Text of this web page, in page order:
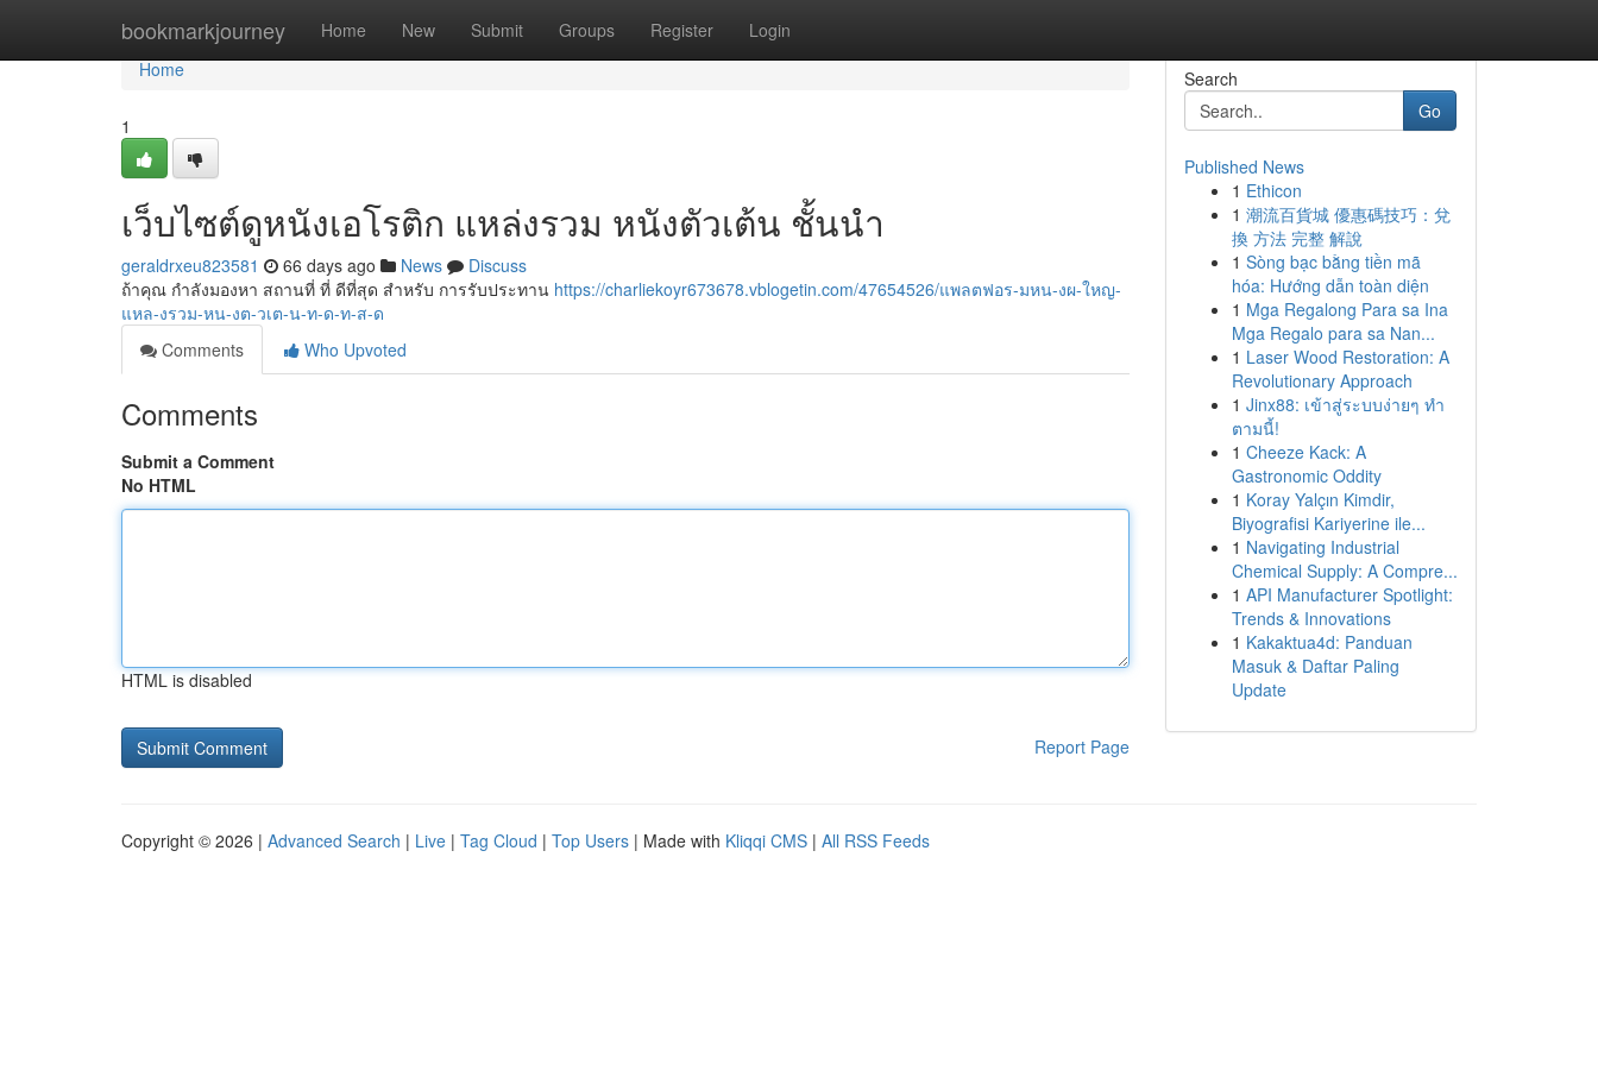
bookmarkjourney Home New Submit Groups Register Login
Home
Home
1
เว็บไซต์ดูหนังเอโรติก แหล่งรวม หนังตัวเต้น ชั้นนำ
geraldrxeu823581 66 days ago News
Discuss
ถ้าคุณ กำลังมองหา สถานที่ ที่ ดีที่สุด สำหรับ การรับประทาน https://charliekoyr673678.vblogetin.com/47654526/แพลตฟอร-มหน-งผ-ใหญ-
แหล-งรวม-หน-งต-วเต-น-ท-ด-ท-ส-ด
Comments
Who Upvoted
Comments
Submit a Comment
No HTML
HTML is disabled
Report Page
Search
Go
Published News
1 Ethicon
1 潮流百貨城 優惠碼技巧：兌
換 方法 完整 解說
1 Sòng bạc bằng tiền mã
hóa: Hướng dẫn toàn diện
1 Mga Regalong Para sa Ina
Mga Regalo para sa Nan...
1 Laser Wood Restoration: A
Revolutionary Approach
1 Jinx88: เข้าสู่ระบบง่ายๆ ทำ
ตามนี้!
1 Cheeze Kack: A
Gastronomic Oddity
1 Koray Yalçın Kimdir,
Biyografisi Kariyerine ile...
1 Navigating Industrial
Chemical Supply: A Compre...
1 API Manufacturer Spotlight:
Trends & Innovations
1 Kakaktua4d: Panduan
Masuk & Daftar Paling
Update
Copyright © 2026 | Advanced Search | Live | Tag Cloud | Top Users | Made with Kliqqi CMS | All RSS Feeds